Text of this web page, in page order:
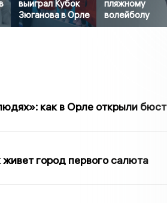
выиграл Кубок
Зюганова в Орле
пляжному
волейболу
как в Орле открыли бюст
город первого салюта